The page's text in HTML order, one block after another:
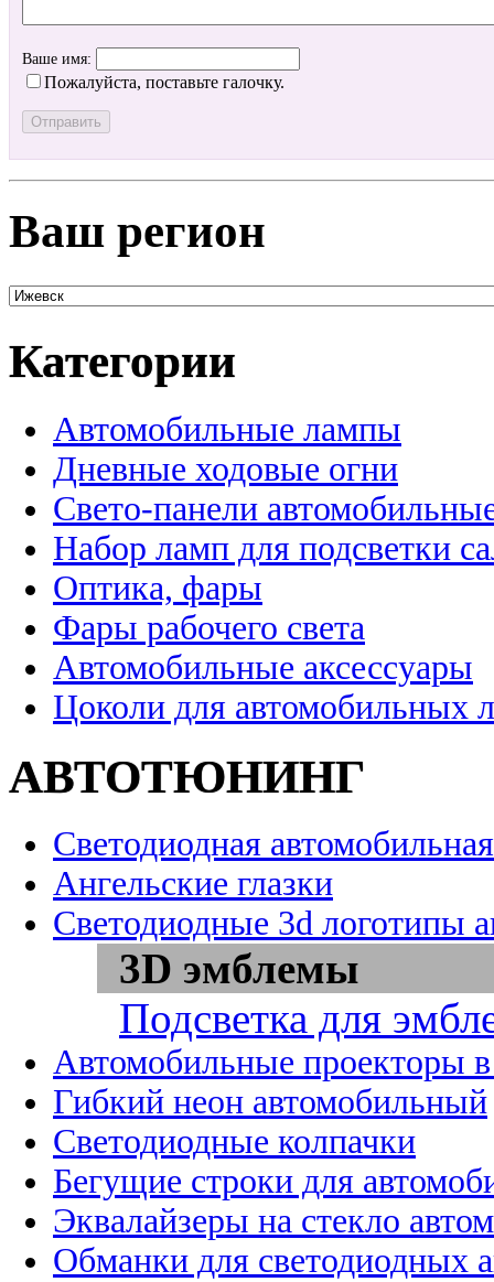
Ваше имя:
Пожалуйста, поставьте галочку.
Ваш регион
Категории
Автомобильные лампы
Дневные ходовые огни
Свето-панели
Набор ламп для подсветки
Оптика, фары
Фары рабочего света
Автомобильные аксессуары
Цоколи для автомобильных
АВТОТЮНИНГ
Светодиодная
Ангельские глазки
Светодиодные 3d логотипы
3D эмблемы
Подсветка для
Автомобильные проекторы
Гибкий неон автомобильный
Светодиодные колпачки
Бегущие строки для
Эквалайзеры на стекло
Обманки для светодиодных